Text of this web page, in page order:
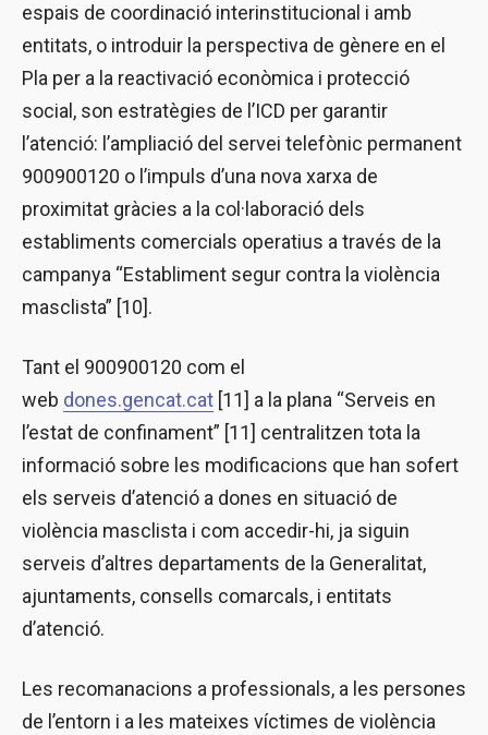
espais de coordinació interinstitucional i amb
entitats, o introduir la perspectiva de gènere en el
Pla per a la reactivació econòmica i protecció
social, son estratègies de l’ICD per garantir
l’atenció: l’ampliació del servei telefònic permanent
900900120 o l’impuls d’una nova xarxa de
proximitat gràcies a la col·laboració dels
establiments comercials operatius a través de la
campanya “Establiment segur contra la violència
masclista” [10].
Tant el 900900120 com el
web dones.gencat.cat [11] a la plana “Serveis en
l’estat de confinament” [11] centralitzen tota la
informació sobre les modificacions que han sofert
els serveis d’atenció a dones en situació de
violència masclista i com accedir-hi, ja siguin
serveis d’altres departaments de la Generalitat,
ajuntaments, consells comarcals, i entitats
d’atenció.
Les recomanacions a professionals, a les persones
de l’entorn i a les mateixes víctimes de violència